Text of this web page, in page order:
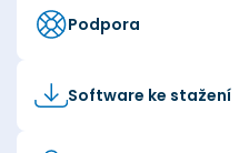
Podpora
Software ke stažení